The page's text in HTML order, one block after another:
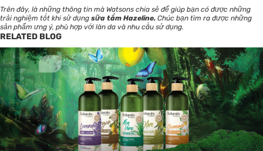
Trên đây, là những thông tin mà Watsons chia sẻ để giúp bạn có được những
trải nghiệm tốt khi sử dụng sữa tắm Hazeline. Chúc bạn tìm ra được những
sản phẩm ưng ý, phù hợp với làn da và nhu cầu sử dụng.
RELATED BLOG